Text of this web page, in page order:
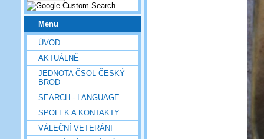
Menu
ÚVOD
AKTUÁLNĚ
JEDNOTA ČSOL ČESKÝ
BROD
SEARCH - LANGUAGE
SPOLEK A KONTAKTY
VÁLEČNÍ VETERÁNI